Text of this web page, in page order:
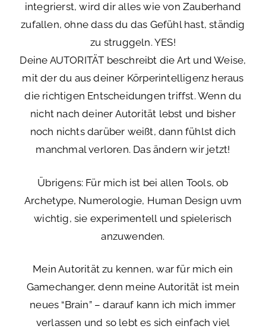
integrierst, wird dir alles wie von Zauberhand
zufallen, ohne dass du das Gefühl hast, ständig
zu struggeln. YES!
Deine AUTORITÄT beschreibt die Art und Weise,
mit der du aus deiner Körperintelligenz heraus
die richtigen Entscheidungen triffst. Wenn du
nicht nach deiner Autorität lebst und bisher
noch nichts darüber weißt, dann fühlst dich
manchmal verloren. Das ändern wir jetzt!
Übrigens: Für mich ist bei allen Tools, ob
Archetype, Numerologie, Human Design uvm
wichtig, sie experimentell und spielerisch
anzuwenden.
Mein Autorität zu kennen, war für mich ein
Gamechanger, denn meine Autorität ist mein
neues “Brain” – darauf kann ich mich immer
verlassen und so lebt es sich einfach viel